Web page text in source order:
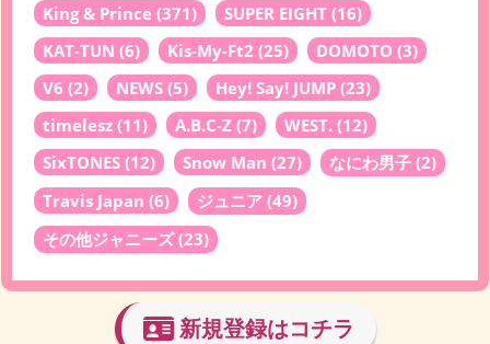
King & Prince (371) SUPER EIGHT (16)
KAT-TUN (6) Kis-My-Ft2 (25) DOMOTO (3)
V6 (2) NEWS (5) Hey! Say! JUMP (23)
timelesz (11) A.B.C-Z (7) WEST. (12)
SixTONES (12) Snow Man (27) なにわ男子 (2)
Travis Japan (6) ジュニア (49)
その他ジャニーズ(23)
新規登録はコチラ